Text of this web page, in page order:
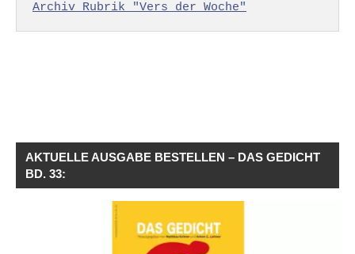
Archiv Rubrik "Vers der Woche"
AKTUELLE AUSGABE BESTELLEN – DAS GEDICHT
BD. 33: